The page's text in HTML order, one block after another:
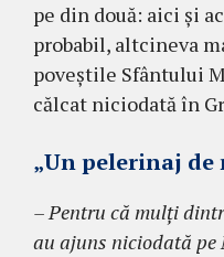
pe din două: aici şi
probabil, altcineva
poveştile Sfântului
călcat niciodată în
„Un pelerinaj de
– Pentru că mulţi
au ajuns niciodată pe